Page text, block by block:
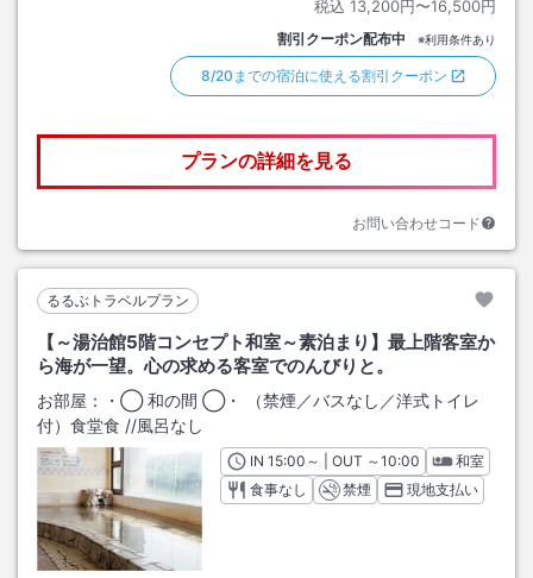
税込 13,200円〜16,500円
割引クーポン配布中 ※利用条件あり
8/20までの宿泊に使える割引クーポン
プランの詳細を見る
お問い合わせコード
るるぶトラベルプラン
【～湯治館5階コンセプト和室～素泊まり】最上階客室か
ら海が一望。心の求める客室でのんびりと。
お部屋：
・◯ 和の間 ◯・ （禁煙／バスなし／洋式トイレ
付）食堂食 //風呂なし
INチェックイン
15:00 ～ | OUT チェックアウト
～10:00
和室
食事なし
禁煙 現地支払い